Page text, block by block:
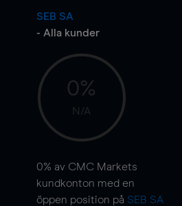
SEB SA
- Alla kunder
0%
N/A
0% av CMC Markets
kundkonton med en
öppen position på SEB SA